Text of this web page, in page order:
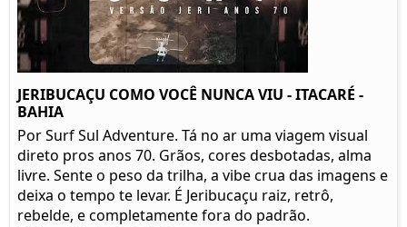
JERIBUCAÇU COMO VOCÊ NUNCA VIU - ITACARÉ -
BAHIA
Por Surf Sul Adventure. Tá no ar uma viagem visual
direto pros anos 70. Grãos, cores desbotadas, alma
livre. Sente o peso da trilha, a vibe crua das imagens e
deixa o tempo te levar. É Jeribucaçu raiz, retrô,
rebelde, e completamente fora do padrão.